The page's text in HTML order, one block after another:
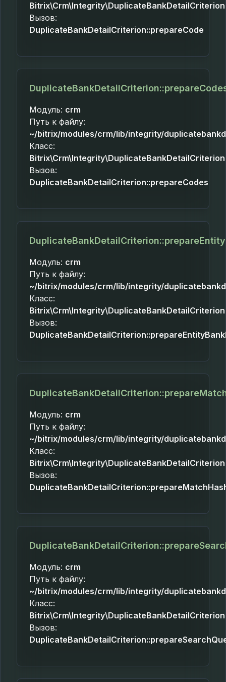
Bitrix\Crm\Integrity\DuplicateBankDetailCriterion
Вызов:
DuplicateBankDetailCriterion::prepareCode
Модуль: crm
Путь к файлу:
~/bitrix/modules/crm/lib/integrity/
Класс:
Bitrix\Crm\Integrity\DuplicateBankDetailCriterion
Вызов:
DuplicateBankDetailCriterion::prepareCodes
Модуль: crm
Путь к файлу:
~/bitrix/modules/crm/lib/integrity/
Класс:
Bitrix\Crm\Integrity\DuplicateBankDetailCriterion
Вызов:
Модуль: crm
Путь к файлу:
~/bitrix/modules/crm/lib/integrity/
Класс:
Bitrix\Crm\Integrity\DuplicateBankDetailCriterion
Вызов:
Модуль: crm
Путь к файлу:
~/bitrix/modules/crm/lib/integrity/
Класс:
Bitrix\Crm\Integrity\DuplicateBankDetailCriterion
Вызов: